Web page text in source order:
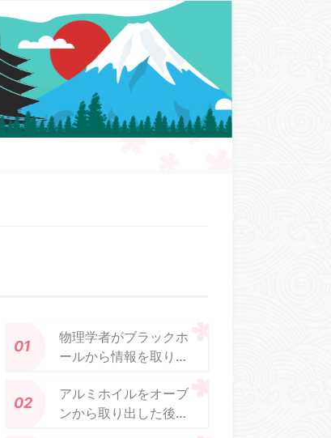
物理学者がブラックホ
ールから情報を取り出
アルミホイルをオーブ
ンから取り出した後、